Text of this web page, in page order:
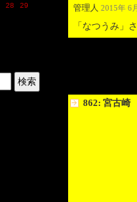
28
29
管理人 2015年 6
「なつうみ」
862: 宮古崎